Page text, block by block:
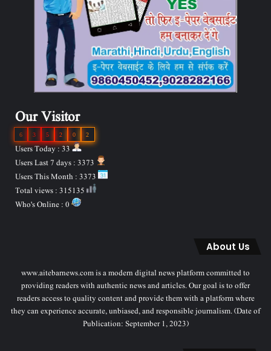
Our Visitor
2
0
2
5
3
6
Users Today : 33
About Us
www.aitebarnews.com is a modern digital news platform committed to
providing readers with authentic news and articles. Our goal is to offer
readers access to quality content and provide them with a platform where
they can experience accurate, unbiased, and responsible journalism. (Date of
Publication: September 1, 2023)